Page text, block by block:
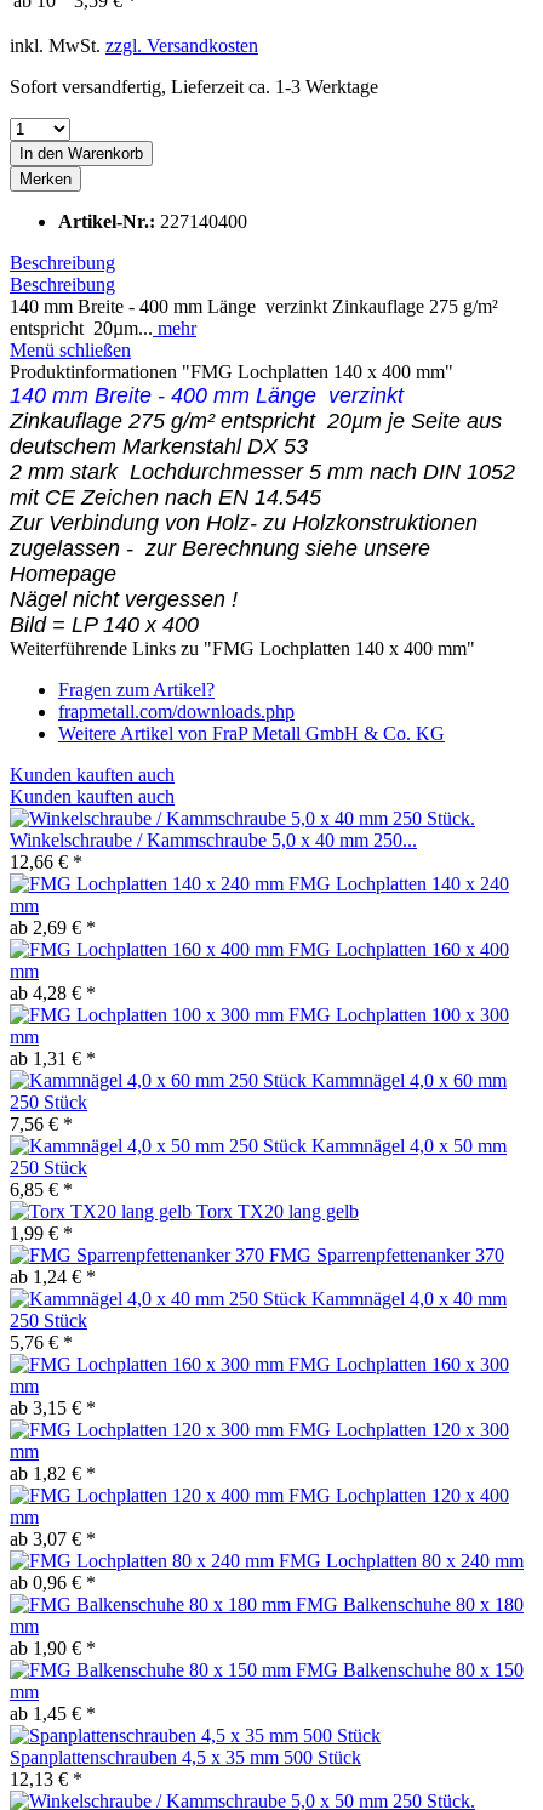
inkl. MwSt. zzgl. Versandkosten
Sofort versandfertig, Lieferzeit ca. 1-3 Werktage
In den Warenkorb
Merken
Artikel-Nr.: 227140400
Beschreibung
Beschreibung
140 mm Breite - 400 mm Länge verzinkt Zinkauflage 275 g/m²
entspricht 20µm... mehr
Menü schließen
Produktinformationen "FMG Lochplatten 140 x 400 mm"
140 mm Breite - 400 mm Länge verzinkt
Zinkauflage 275 g/m² entspricht 20µm je Seite aus
deutschem Markenstahl DX 53
2 mm stark Lochdurchmesser 5 mm nach DIN 1052
mit CE Zeichen nach EN 14.545
Zur Verbindung von Holz- zu Holzkonstruktionen
zugelassen - zur Berechnung siehe unsere
Homepage
Nägel nicht vergessen !
Bild = LP 140 x 400
Weiterführende Links zu "FMG Lochplatten 140 x 400 mm"
Fragen zum Artikel?
frapmetall.com/downloads.php
Weitere Artikel von FraP Metall GmbH & Co. KG
Kunden kauften auch
Kunden kauften auch
Winkelschraube / Kammschraube 5,0 x 40 mm 250...
12,66 € *
FMG Lochplatten 140 x 240
mm
ab 2,69 € *
FMG Lochplatten 160 x 400
mm
ab 4,28 € *
FMG Lochplatten 100 x 300
mm
ab 1,31 € *
Kammnägel 4,0 x 60 mm
250 Stück
7,56 € *
Kammnägel 4,0 x 50 mm
250 Stück
6,85 € *
Torx TX20 lang gelb
1,99 € *
FMG Sparrenpfettenanker 370
ab 1,24 € *
Kammnägel 4,0 x 40 mm
250 Stück
5,76 € *
FMG Lochplatten 160 x 300
mm
ab 3,15 € *
FMG Lochplatten 120 x 300
mm
ab 1,82 € *
FMG Lochplatten 120 x 400
mm
ab 3,07 € *
FMG Lochplatten 80 x 240 mm
ab 0,96 € *
FMG Balkenschuhe 80 x 180
mm
ab 1,90 € *
FMG Balkenschuhe 80 x 150
mm
ab 1,45 € *
Spanplattenschrauben 4,5 x 35 mm 500 Stück
12,13 € *